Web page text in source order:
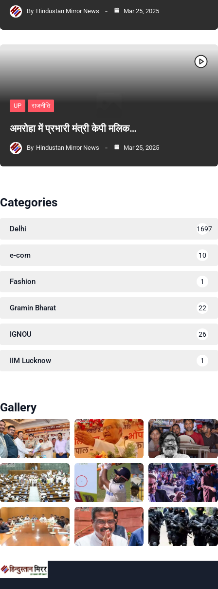
By Hindustan Mirror News Mar 25, 2025
UP राजनीति
अमरोहा में प्रभारी मंत्री केपी मलिक…
By Hindustan Mirror News Mar 25, 2025
Categories
Delhi 1697
e-com 10
Fashion 1
Gramin Bharat 22
IGNOU 26
IIM Lucknow 1
Gallery